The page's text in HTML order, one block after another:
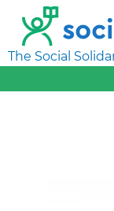
The Social